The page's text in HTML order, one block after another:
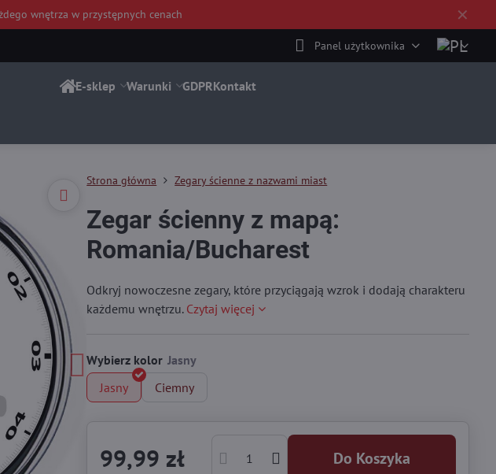
✕
wnętrza w przystępnych cenach
Panel użytkownika
E-sklep Warunki GDPRKontakt
Strona główna Zegary ścienne z nazwami miast
Zegar ścienny z mapą:
Romania/Bucharest
Odkryj nowoczesne zegary, które przyciągają wzrok i dodają charakteru
każdemu wnętrzu. Czytaj więcej
Wybierz kolor
Jasny
Ciemny
99,99 zł Do Koszyka